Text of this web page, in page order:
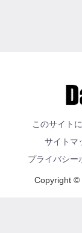
このサイト
サイトマ
プライバシー
Copyright ©